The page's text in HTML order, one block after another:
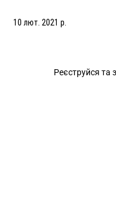
10 лют. 2021 р.